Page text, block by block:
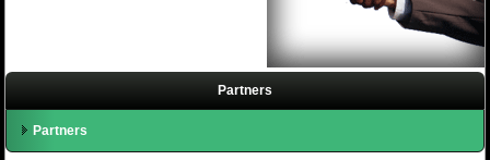
Partners
Partners